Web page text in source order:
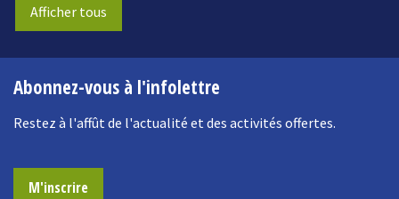
Afficher tous
Abonnez-vous à l'infolettre
Restez à l'affût de l'actualité et des activités offertes.
M'inscrire